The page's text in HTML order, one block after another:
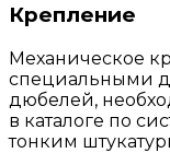
Крепление
Механическое
специальными
дюбелей,
в каталоге по
тонким